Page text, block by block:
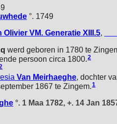
°. 1749
VM. Generatie XIII.5,
werd geboren in 1780 te
persoon circa 1800.2
Van Meirhaeghe, dochter
1867 te Zingem.1
°. 1 Maa 1782, +. 14 Jan